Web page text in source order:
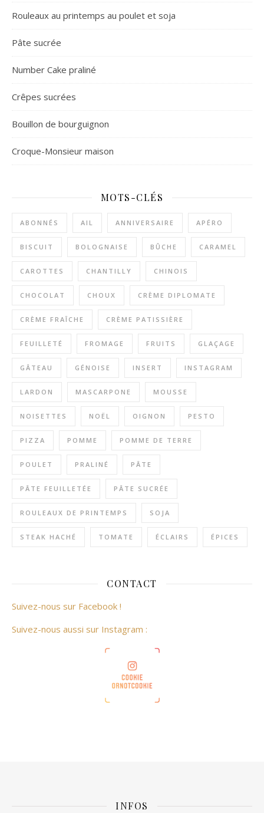
Rouleaux au printemps au poulet et soja
Pâte sucrée
Number Cake praliné
Crêpes sucrées
Bouillon de bourguignon
Croque-Monsieur maison
MOTS-CLÉS
ABONNÉS AIL ANNIVERSAIRE APÉRO
BISCUIT BOLOGNAISE BÛCHE CARAMEL
CAROTTES CHANTILLY CHINOIS
CHOCOLAT CHOUX CRÈME DIPLOMATE
CRÈME FRAÎCHE CRÈME PATISSIÈRE
FEUILLETÉ FROMAGE FRUITS GLAÇAGE
GÂTEAU GÉNOISE INSERT INSTAGRAM
LARDON MASCARPONE MOUSSE
NOISETTES NOËL OIGNON PESTO
PIZZA POMME POMME DE TERRE
POULET PRALINÉ PÂTE
PÂTE FEUILLETÉE PÂTE SUCRÉE
ROULEAUX DE PRINTEMPS SOJA
STEAK HACHÉ TOMATE ÉCLAIRS ÉPICES
CONTACT
Suivez-nous sur Facebook !
Suivez-nous aussi sur Instagram :
INFOS